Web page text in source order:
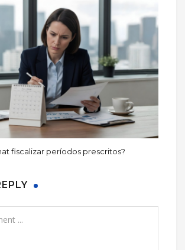
fiscalizar períodos prescritos?